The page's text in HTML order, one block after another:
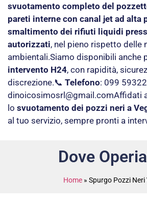
svuotamento completo del
pareti interne con canal jet ad alta
smaltimento dei rifiuti liquidi
autorizzati, nel pieno rispetto delle
ambientali.Siamo disponibili anche
intervento H24, con rapidità,
discrezione.📞 Telefono: 099
dinoicosimosrl@gmail.comAffidati
lo svuotamento dei pozzi neri a
al tuo servizio, sempre pronti a
Dove
Home » Spurgo Pozzi Neri